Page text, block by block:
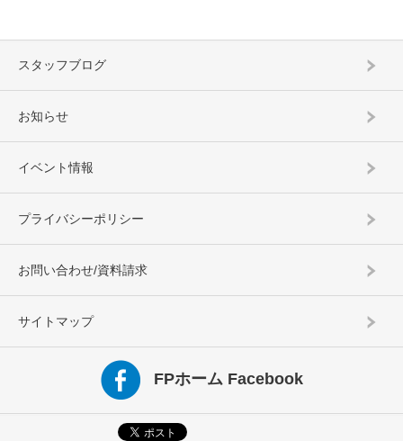
スタッフブログ
お知らせ
イベント情報
プライバシーポリシー
お問い合わせ/資料請求
サイトマップ
FPホーム Facebook